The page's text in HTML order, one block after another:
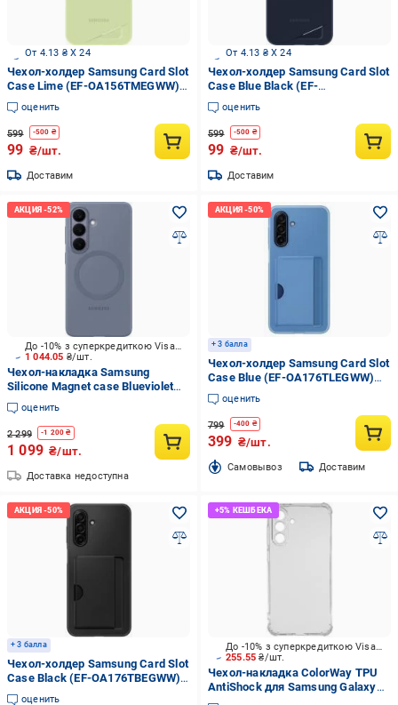
От 4.13 ₴ X 24
Чехол-холдер Samsung Card Slot
Case Lime (EF-OA156TMEGWW)
для A15
оценить
599 -500 ₴
99 ₴/шт.
Доставим
От 4.13 ₴ X 24
Чехол-холдер Samsung Card Slot
Case Blue Black (EF-
OA156TBEGWW) для A15
оценить
599 -500 ₴
99 ₴/шт.
Доставим
1 044.05 ₴/шт.
До -10% з суперкредиткою Visa Вигода
Чехол-накладка Samsung
Silicone Magnet case Blueviolet
для Galaxy S26 (EF-
ES942CVEGWW)
оценить
2 299 -1 200 ₴
1 099 ₴/шт.
Доставка недоступна
+ 3 балла
Чехол-холдер Samsung Card Slot
Case Blue (EF-OA176TLEGWW)
для A17
оценить
799 -400 ₴
399 ₴/шт.
Cамовывоз Доставим
+ 3 балла
Чехол-холдер Samsung Card Slot
Case Black (EF-OA176TBEGWW)
для A17
оценить
255.55₴/шт.
До -10% з суперкредиткою Visa Вигода
Чехол-накладка ColorWay TPU
AntiShock для Samsung Galaxy
A56 Transparent (CW-